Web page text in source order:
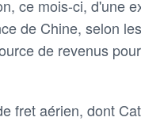
ce mois-ci, d'une
de Chine, selon
de revenus
fret aérien, dont